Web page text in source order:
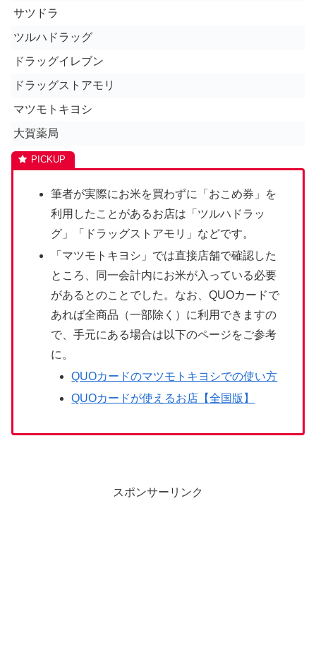
サツドラ
ツルハドラッグ
ドラッグイレブン
ドラッグストアモリ
マツモトキヨシ
大賀薬局
筆者が実際にお米を買わずに「おこめ券」を
利用したことがあるお店は「 ツルハドラッ
グ 」「ドラッグストアモリ」などです。
「マツモトキヨシ」では直接店舗で確認した
ところ、同一会計内にお米が入っている必要
があるとのことでした。なお、QUOカードで
あれば全商品（一部除く）に利用できますの
で、手元にある場合は以下のページをご参考
に。
QUOカードのマツモトキヨシでの使い方
QUOカードが使えるお店【全国版】
スポンサーリンク